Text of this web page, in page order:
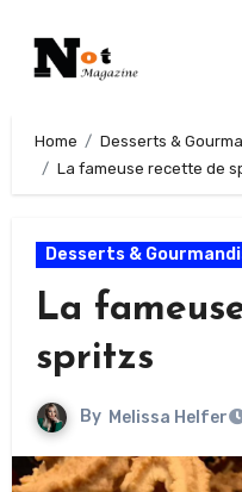
Home
Desserts &
La fameuse recette de
Desserts &
La
spritzs
By Melissa Helfer